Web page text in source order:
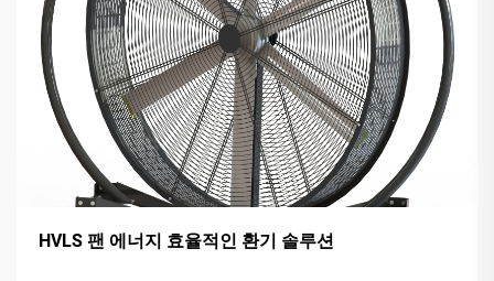
HVLS 팬 에너지 효율적인 환기 솔루션